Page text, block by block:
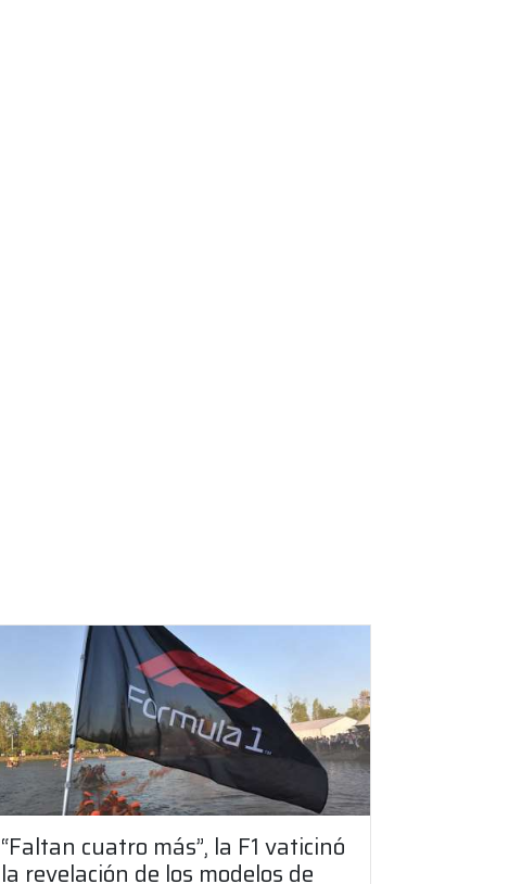
“Faltan cuatro más”, la F1 vaticinó
la revelación de los modelos de